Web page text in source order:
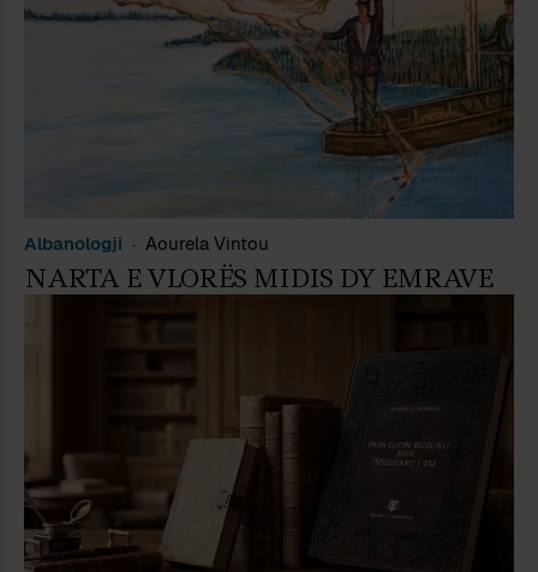
Albanologji Aourela Vintou
NARTA E VLORËS MIDIS DY EMRAVE